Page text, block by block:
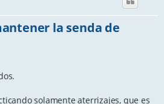
la senda de
solamente aterrizajes, que es